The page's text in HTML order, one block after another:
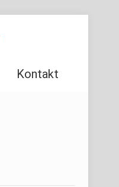
Kontakt